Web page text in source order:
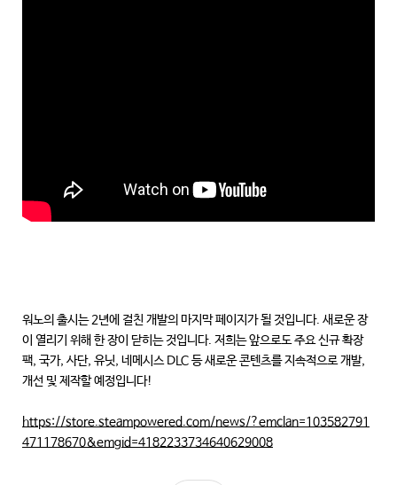
워노의 출시는 2년에 걸친 개발의 마지막 페이지가 될 것입니다. 새로운 장
이 열리기 위해 한 장이 닫히는 것입니다. 저희는 앞으로도 주요 신규 확장
팩, 국가, 사단, 유닛, 네메시스 DLC 등 새로운 콘텐츠를 지속적으로 개발,
개선 및 제작할 예정입니다!
https://store.steampowered.com/news/?emclan=103582791
471178670&emgid=4182233734640629008